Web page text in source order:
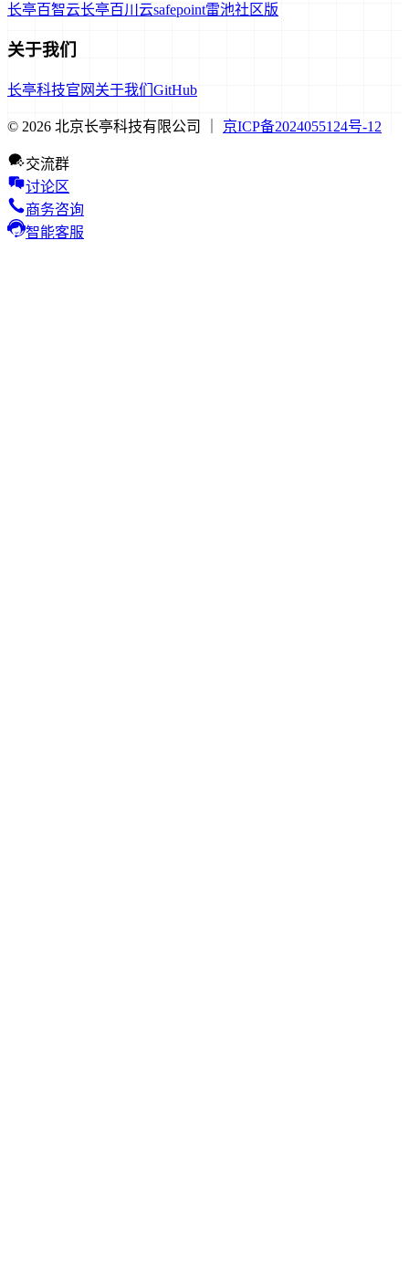
长亭百智云长亭百川云safepoint雷池社区版
关于我们
长亭科技官网 关于我们 GitHub
© 2026 北京长亭科技有限公司 ｜ 京ICP备2024055124号-12
交流群
讨论区
商务咨询
智能客服